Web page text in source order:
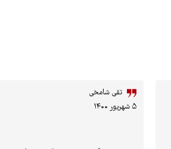
تقی شامخی
۵ شهریور ۱۴۰۰